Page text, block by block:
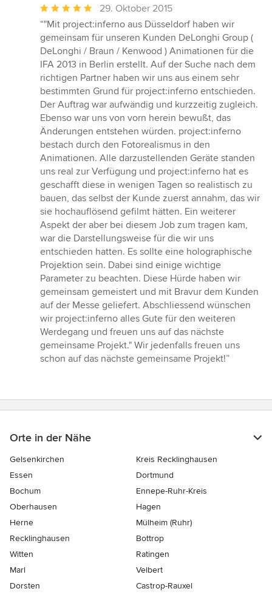
Durchschnittliche
Bewertung:
5
von
5
Sternen
29. Oktober 2015
“"Mit project:inferno aus Düsseldorf haben wir
gemeinsam für unseren Kunden DeLonghi Group (
DeLonghi / Braun / Kenwood ) Animationen für die
IFA 2013 in Berlin erstellt. Auf der Suche nach dem
richtigen Partner haben wir uns aus einem sehr
bestimmten Grund für project:inferno entschieden.
Der Auftrag war aufwändig und kurzzeitig zugleich.
Ebenso war uns von vorn herein bewußt, das
Änderungen entstehen würden. project:inferno
bestach durch den Fotorealismus in den
Animationen. Alle darzustellenden Geräte standen
uns real zur Verfügung und project:inferno hat es
geschafft diese in wenigen Tagen so realistisch zu
bauen, das selbst der Kunde zuerst annahm, das wir
sie hochauflösend gefilmt hätten. Ein weiterer
Aspekt der aber bei diesem Job zum tragen kam,
war die Darstellungsweise für die wir uns
entschieden hatten. Es sollte eine holographische
Projektion sein. Dabei sind einige wichtige
Parameter zu beachten. Diese Hürde haben wir
gemeinsam gemeistert und mit Bravur dem Kunden
auf der Messe geliefert. Abschliessend wünschen
wir project:inferno alles Gute für den weiteren
Werdegang und freuen uns auf das nächste
gemeinsame Projekt." Wir jedenfalls freuen uns
schon auf das nächste gemeinsame Projekt!”
Orte in der Nähe
Gelsenkirchen
Kreis Recklinghausen
Essen
Dortmund
Bochum
Ennepe-Ruhr-Kreis
Oberhausen
Hagen
Herne
Mülheim (Ruhr)
Recklinghausen
Bottrop
Witten
Ratingen
Marl
Velbert
Dorsten
Castrop-Rauxel